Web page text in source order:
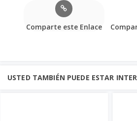
Comparte este Enlace
USTED TAMBIÉN PUEDE ESTAR